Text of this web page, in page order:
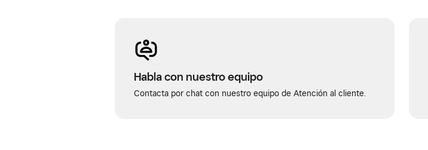
Habla con nuestro equipo
Contacta por chat con nuestro equipo de Atención al cliente.